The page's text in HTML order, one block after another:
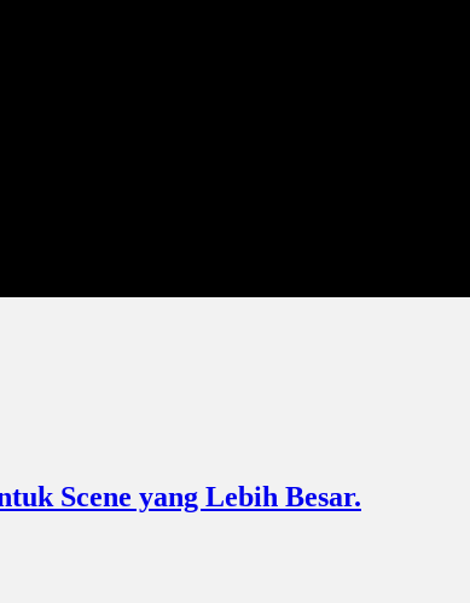
Scene yang Lebih Besar.